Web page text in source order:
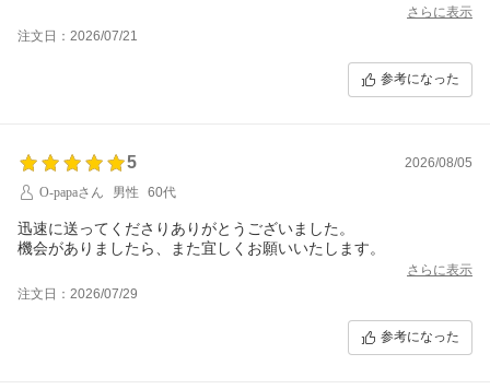
さらに表示
注文日：2026/07/21
参考になった
5
2026/08/05
O-papaさん
男性 60代
迅速に送ってくださりありがとうございました。
機会がありましたら、また宜しくお願いいたします。
さらに表示
注文日：2026/07/29
参考になった